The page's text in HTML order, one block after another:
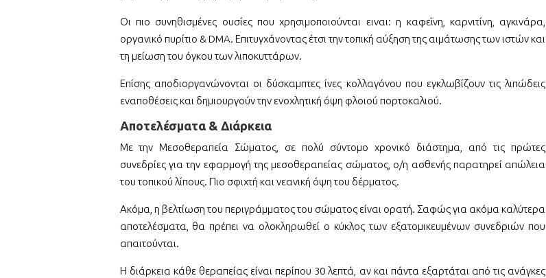
Οι πιο συνηθισμένες ουσίες που χρησιμοποιούνται ειναι: η καφεΐνη, καρνιτίνη, αγκινάρα,
οργανικό πυρίτιο & DMA. Επιτυγχάνοντας έτσι την τοπική αύξηση της αιμάτωσης των ιστών και
τη μείωση του όγκου των λιποκυττάρων.
Επίσης αποδιοργανώνονται οι δύσκαμπτες ίνες κολλαγόνου που εγκλωβίζουν τις λιπώδεις
εναποθέσεις και δημιουργούν την ενοχλητική όψη φλοιού πορτοκαλιού.
Αποτελέσματα & Διάρκεια
Με την Μεσοθεραπεία Σώματος, σε πολύ σύντομο χρονικό διάστημα, από τις πρώτες
συνεδρίες για την εφαρμογή της μεσοθεραπείας σώματος, ο/η ασθενής παρατηρεί απώλεια
του τοπικού λίπους. Πιο σφιχτή και νεανική όψη του δέρματος.
Ακόμα, η βελτίωση του περιγράμματος του σώματος είναι ορατή. Σαφώς για ακόμα καλύτερα
αποτελέσματα, θα πρέπει να ολοκληρωθεί ο κύκλος των εξατομικευμένων συνεδριών που
απαιτούνται.
Η διάρκεια κάθε θεραπείας είναι περίπου 30 λεπτά, αν και πάντα εξαρτάται από τις ανάγκες